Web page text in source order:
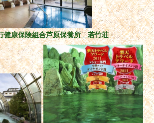
健康保険組合芦原保養所 若竹荘